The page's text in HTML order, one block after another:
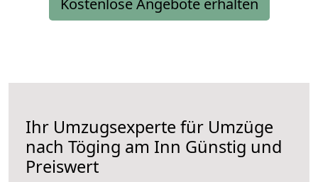
Kostenlose Angebote erhalten
Ihr Umzugsexperte für Umzüge
nach Töging am Inn Günstig und
Preiswert